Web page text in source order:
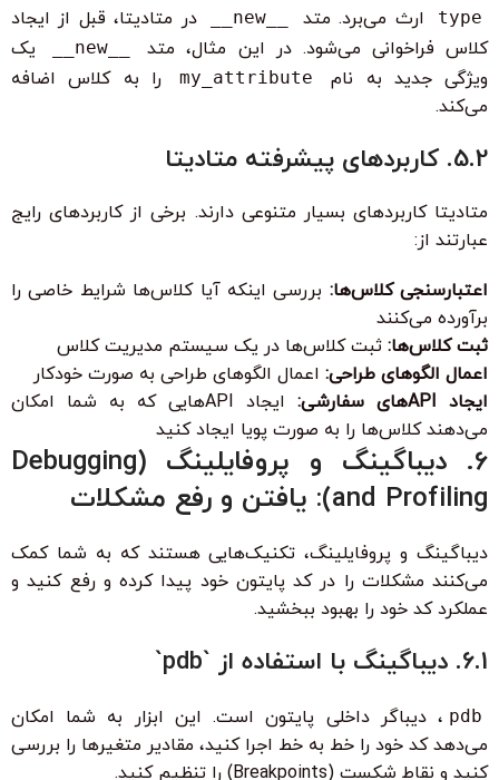
type ارث می‌برد. متد
در متادیتا، قبل از ایجاد
کلاس فراخوانی می‌شود. در این مثال، متد
یک
ویژگی جدید به نام
my_attribute
را به کلاس اضافه
می‌کند.
5.2. کاربردهای پیشرفته متادیتا
متادیتا کاربردهای بسیار متنوعی دارند. برخی از کاربردهای رایج
عبارتند از:
اعتبارسنجی کلاس‌ها: بررسی اینکه آیا کلاس‌ها شرایط خاصی را
برآورده می‌کنند
ثبت کلاس‌ها: ثبت کلاس‌ها در یک سیستم مدیریت کلاس
اعمال الگوهای طراحی: اعمال الگوهای طراحی به صورت خودکار
ایجاد API‌های سفارشی:
ایجاد API‌هایی که به شما امکان
می‌دهند کلاس‌ها را به صورت پویا ایجاد کنید
6. دیباگینگ و پروفایلینگ (Debugging
and Profiling): یافتن و رفع مشکلات
دیباگینگ و پروفایلینگ، تکنیک‌هایی هستند که به شما کمک
می‌کنند مشکلات را در کد پایتون خود پیدا کرده و رفع کنید و
عملکرد کد خود را بهبود ببخشید.
6.1. دیباگینگ با استفاده از `pdb`
pdb ، دیباگر داخلی پایتون است. این ابزار به شما امکان
می‌دهد کد خود را خط به خط اجرا کنید، مقادیر متغیرها را بررسی
کنید و نقاط شکست (Breakpoints) را تنظیم کنید.